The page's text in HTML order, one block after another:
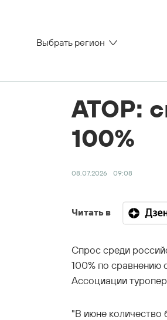
Выбрать регион
АТОР:
100%
08.07.2026 09:08
Читать в
Спрос среди
100% по сравнению
Ассоциации
"В июне количество